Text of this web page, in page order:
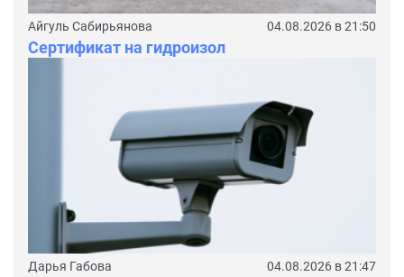
Айгуль Сабирьянова 04.08.2026 в 21:50
Сертификат на гидроизол
Дарья Габова 04.08.2026 в 21:47